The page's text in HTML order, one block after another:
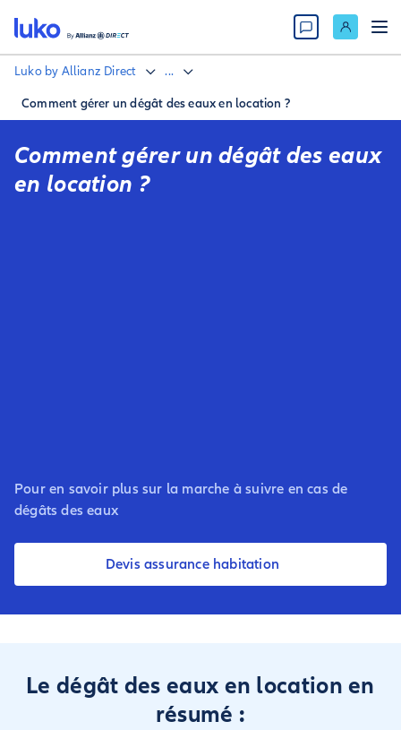
Luko by Allianz Direct ...
Comment gérer un dégât des eaux en location ?
Comment gérer un dégât des eaux
en location ?
Pour en savoir plus sur la marche à suivre en cas de
dégâts des eaux
Devis assurance habitation
Le dégât des eaux en location en
résumé :